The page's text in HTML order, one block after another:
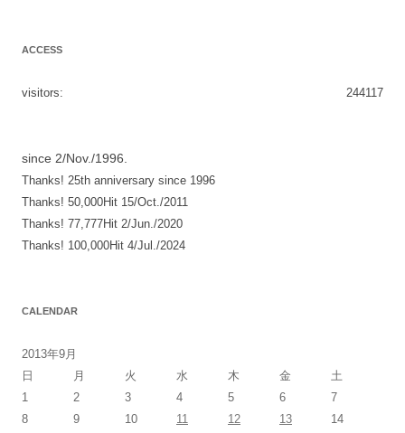
ACCESS
244117
visitors:
since 2/Nov./1996.
Thanks! 25th anniversary since 1996
Thanks! 50,000Hit 15/Oct./2011
Thanks! 77,777Hit 2/Jun./2020
Thanks! 100,000Hit 4/Jul./2024
CALENDAR
2013年9月
日
月 火 水 木 金
土
1
2 3 4 5 6
7
8
9 10 11 12 13
14